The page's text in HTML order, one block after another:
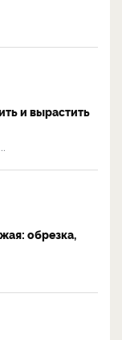
и вырастить
обрезка,